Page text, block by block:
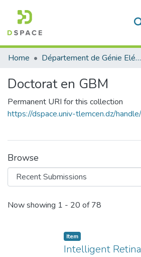
Communities & Collections
Statistics
Home Département de Génie Eléctrique et Electronique
Doctorat en GBM
Permanent URI for this collection
https://dspace.univ-tlemcen.dz/
Browse
Recent Submissions
Now showing 1 - 20 of 78
Item
Intelligent